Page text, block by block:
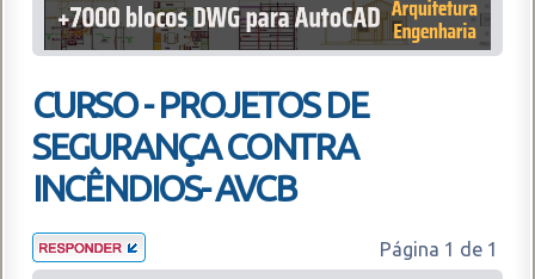
CURSO - PROJETOS DE
SEGURANÇA CONTRA
INCÊNDIOS- AVCB
Página 1 de 1